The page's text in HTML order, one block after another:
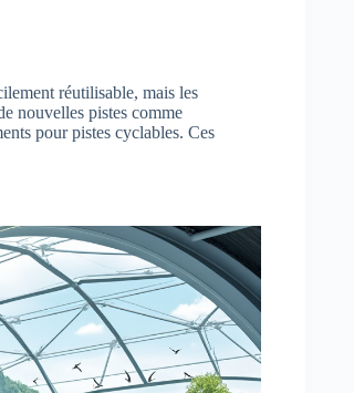
réutilisable, mais les
nouvelles pistes comme
pour pistes cyclables. Ces